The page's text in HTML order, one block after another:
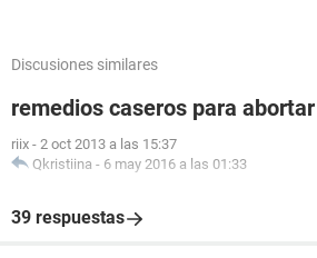
Discusiones similares
remedios caseros para abortar
riix - 2 oct 2013 a las 15:37
Qkristiina - 6 may 2016 a las 01:33
39 respuestas